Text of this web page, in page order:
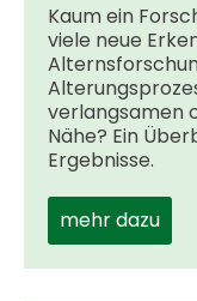
Kaum ein
viele neue
verlangsamen
Nähe? Ein
Ergebnisse.
mehr dazu